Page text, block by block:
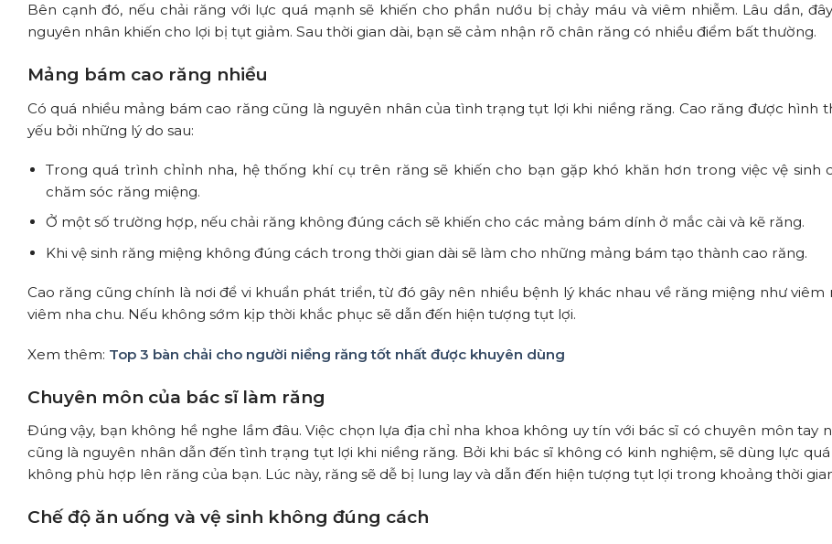
Bên cạnh đó, nếu chải răng với lực quá mạnh sẽ khiến cho phần nướu bị chảy máu và viêm nhiễm. Lâu dần,
nguyên nhân khiến cho lợi bị tụt giảm. Sau thời gian dài, bạn sẽ cảm nhận rõ chân răng có nhiều điểm bất thường.
Mảng bám cao răng nhiều
Có quá nhiều mảng bám cao răng cũng là nguyên nhân của tình trạng tụt lợi khi niềng răng. Cao răng được hình
yếu bởi những lý do sau:
Trong quá trình chỉnh nha, hệ thống khí cụ trên răng sẽ khiến cho bạn gặp khó khăn hơn trong việc vệ sinh
chăm sóc răng miệng.
Ở một số trường hợp, nếu chải răng không đúng cách sẽ khiến cho các mảng bám dính ở mắc cài và kẽ răng.
Khi vệ sinh răng miệng không đúng cách trong thời gian dài sẽ làm cho những mảng bám tạo thành cao răng.
Cao răng cũng chính là nơi để vi khuẩn phát triển, từ đó gây nên nhiều bệnh lý khác nhau về răng miệng như viêm
viêm nha chu. Nếu không sớm kịp thời khắc phục sẽ dẫn đến hiện tượng tụt lợi.
Xem thêm: Top 3 bàn chải cho người niềng răng tốt nhất được khuyên dùng
Chuyên môn của bác sĩ làm răng
Đúng vậy, bạn không hề nghe lầm đâu. Việc chọn lựa địa chỉ nha khoa không uy tín với bác sĩ có chuyên môn tay
cũng là nguyên nhân dẫn đến tình trạng tụt lợi khi niềng răng. Bởi khi bác sĩ không có kinh nghiệm, sẽ dùng lực
không phù hợp lên răng của bạn. Lúc này, răng sẽ dễ bị lung lay và dẫn đến hiện tượng tụt lợi trong khoảng thời
Chế độ ăn uống và vệ sinh không đúng cách